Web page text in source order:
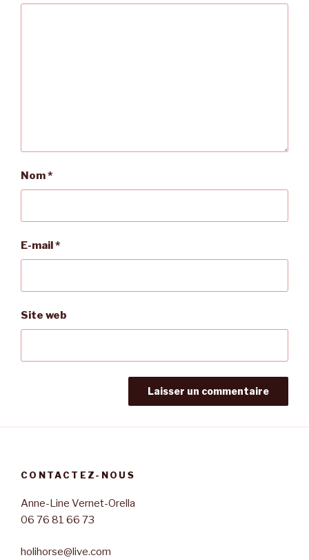
Nom*
E-mail*
Site web
CONTACTEZ-NOUS
Anne-Line Vernet-Orella
06 76 81 66 73
holihorse@live.com